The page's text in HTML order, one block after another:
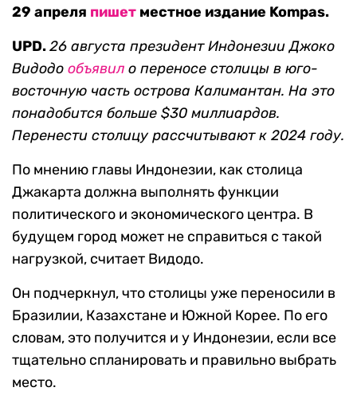
29 апреля пишет местное издание Kompas.
UPD.26 августа президент Индонезии Джоко
Видодо объявил о переносе столицы в юго-
восточную часть острова Калимантан. На это
понадобится больше $30 миллиардов.
Перенести столицу рассчитывают к 2024 году.
По мнению главы Индонезии, как столица
Джакарта должна выполнять функции
политического и экономического центра. В
будущем город может не справиться с такой
нагрузкой, считает Видодо.
Он подчеркнул, что столицы уже переносили в
Бразилии, Казахстане и Южной Корее. По его
словам, это получится и у Индонезии, если все
тщательно спланировать и правильно выбрать
место.